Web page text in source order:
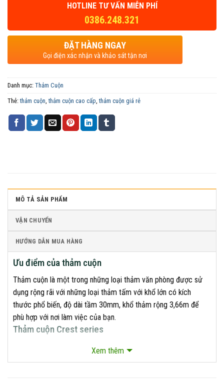
HOTLINE TƯ VẤN MIỄN PHÍ
0386.248.321
ĐẶT HÀNG NGAY
Gọi điện xác nhận và khảo sát tận nơi
Danh mục: Thảm Cuộn
Thẻ:thảm cuộn ,thảm cuộn cao cấp ,thảm cuộn giá rẻ
MÔ TẢ SẢN PHẨM
VẬN CHUYỂN
HƯỚNG DẪN MUA HÀNG
Ưu điểm của thảm cuộn
Thảm cuộn là một trong những loại thảm văn phòng được sử
dụng rộng rãi với những loại thảm tấm với khổ lớn có kích
thước phổ biến, độ dài tầm 30mm, khổ thảm rộng 3,66m để
phù hợp với nơi làm việc của bạn.
Thảm cuộn Crest series
Thảm cuộn Crest series được nhập khẩu chính hãng tại UAE với
Xem thêm